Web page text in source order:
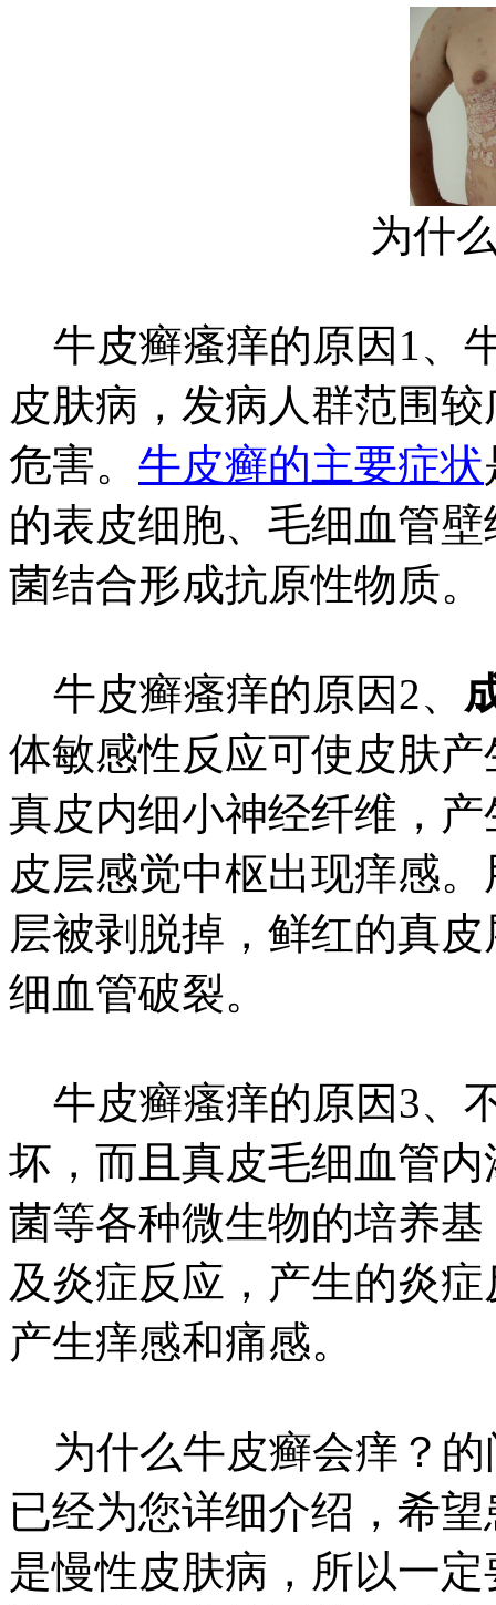
为什
牛皮癣瘙痒的原因1、
皮肤病，发病人群范围
危害。 牛皮癣的主要症状
的表皮细胞、毛细血管
菌结合形成抗原性物质。
牛皮癣瘙痒的原因2、
体敏感性反应可使皮肤
真皮内细小神经纤维，
皮层感觉中枢出现痒感
层被剥脱掉，鲜红的真
细血管破裂。
牛皮癣瘙痒的原因3、
坏，而且真皮毛细血管
菌等各种微生物的培养
及炎症反应，产生的炎
产生痒感和痛感。
为什么牛皮癣会痒？的
已经为您详细介绍，希
是慢性皮肤病，所以一